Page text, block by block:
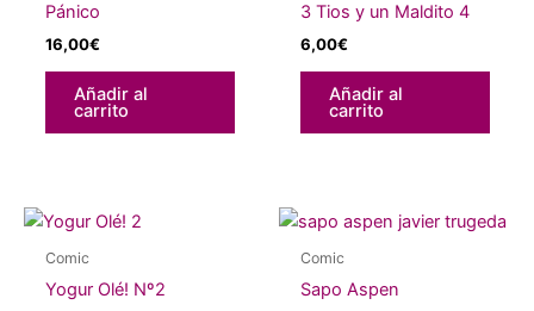
Pánico
16,00€
Añadir al
carrito
3 Tios y un Maldito 4
6,00€
Añadir al
carrito
Comic
Yogur Olé! Nº2
Comic
Sapo Aspen